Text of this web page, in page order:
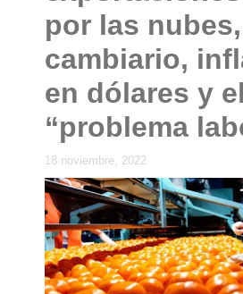
por las
cambiario,
en dólares y el
“problema
18 noviembre, 2022